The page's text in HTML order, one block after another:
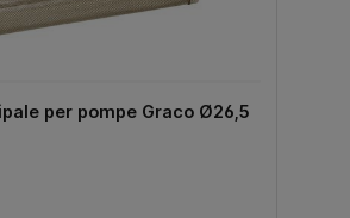
per pompe Graco Ø26,5